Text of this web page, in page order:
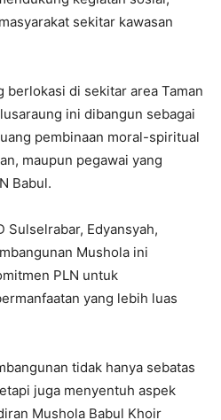
sekitar kawasan
berlokasi di sekitar area Taman
ini dibangun sebagai
pembinaan moral-spiritual
maupun pegawai yang
Babul.
Sulselrabar, Edyansyah,
Mushola ini
PLN untuk
yang lebih luas
tidak hanya sebatas
juga menyentuh aspek
Mushola Babul Khoir